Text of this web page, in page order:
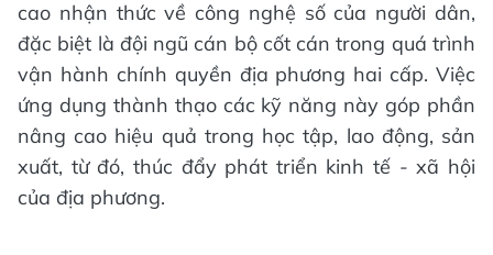
cao nhận thức về công nghệ số của người dân,
đặc biệt là đội ngũ cán bộ cốt cán trong quá trình
vận hành chính quyền địa phương hai cấp. Việc
ứng dụng thành thạo các kỹ năng này góp phần
nâng cao hiệu quả trong học tập, lao động, sản
xuất, từ đó, thúc đẩy phát triển kinh tế - xã hội
của địa phương.